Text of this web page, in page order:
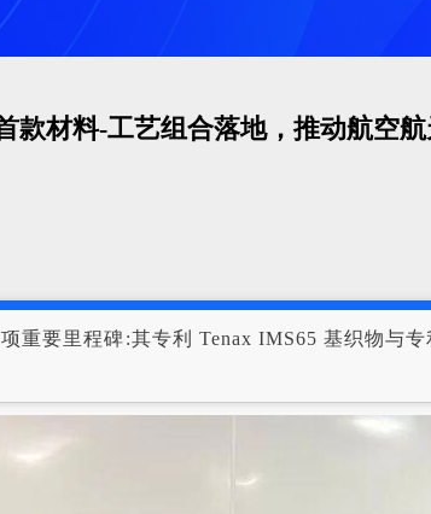
材料-工艺组合落地，推动航空
重要里程碑:其专利 Tenax IMS65 基织物与专